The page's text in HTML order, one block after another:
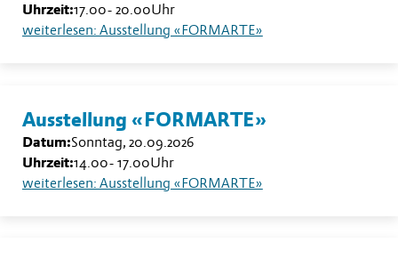
Uhrzeit:17.00- 20.00Uhr
weiterlesen: Ausstellung «FORMARTE»
Ausstellung «FORMARTE»
Datum:Sonntag, 20.09.2026
Uhrzeit:14.00- 17.00Uhr
weiterlesen: Ausstellung «FORMARTE»